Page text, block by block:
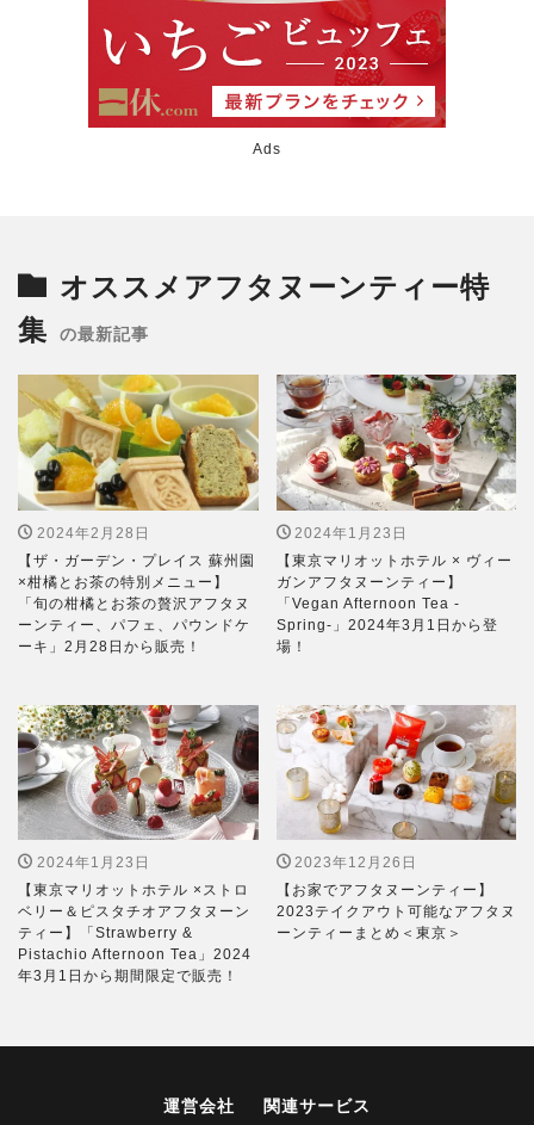
Ads
オススメアフタヌーンティー特
集
の最新記事
2024年2月28日
【ザ・ガーデン・プレイス 蘇州園
×柑橘とお茶の特別メニュー】
「旬の柑橘とお茶の贅沢アフタヌ
ーンティー、パフェ、パウンドケ
ーキ」2月28日から販売！
2024年1月23日
【東京マリオットホテル × ヴィー
ガンアフタヌーンティー】
「Vegan Afternoon Tea -
Spring-」2024年3月1日から登
場！
2024年1月23日
【東京マリオットホテル ×ストロ
ベリー＆ピスタチオアフタヌーン
ティー】「Strawberry &
Pistachio Afternoon Tea」2024
年3月1日から期間限定で販売！
2023年12月26日
【お家でアフタヌーンティー】
2023テイクアウト可能なアフタヌ
ーンティーまとめ＜東京＞
運営会社 関連サービス